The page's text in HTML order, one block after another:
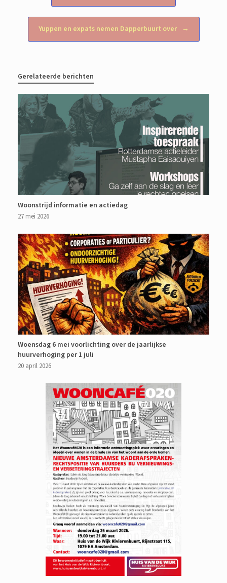
Yuppen en expats nemen Dapperbuurt over →
Gerelateerde berichten
Woonstrijd informatie en actiedag
27 mei 2026
Woensdag 6 mei voorlichting over de jaarlijkse
huurverhoging per 1 juli
20 april 2026